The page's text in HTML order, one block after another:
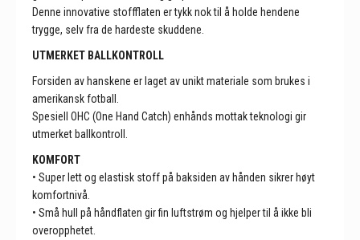
Denne innovative stoffflaten er tykk nok til å holde hendene
trygge, selv fra de hardeste skuddene.
UTMERKET BALLKONTROLL
Forsiden av hanskene er laget av unikt materiale som brukes i
amerikansk fotball.
Spesiell OHC (One Hand Catch) enhånds mottak teknologi gir
utmerket ballkontroll.
KOMFORT
• Super lett og elastisk stoff på baksiden av hånden sikrer høyt
komfortnivå.
• Små hull på håndflaten gir fin luftstrøm og hjelper til å ikke bli
overopphetet.